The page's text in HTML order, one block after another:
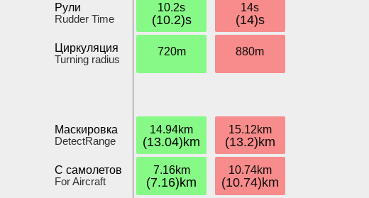
Рули
Rudder Time
Циркуляция
Turning radius
Маскировка
DetectRange
С самолетов
For Aircraft
10.2s
(10.2)s
720m
14.94km
(13.04)km
7.16km
(7.16)km
14s
(14)s
880m
15.12km
(13.2)km
10.74km
(10.74)km